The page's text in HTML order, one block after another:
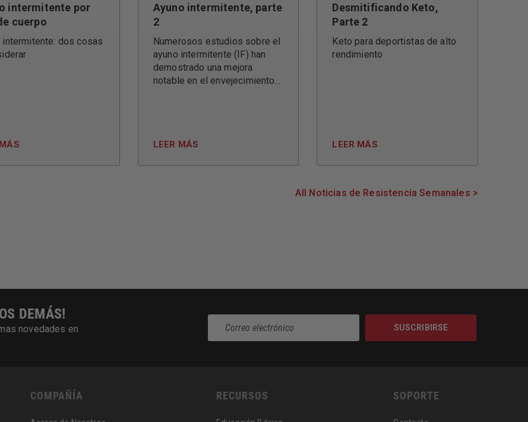
intermitente por
cuerpo
intermitente: dos cosas
Ayuno intermitente, parte
2
Numerosos estudios sobre el
ayuno intermitente (IF) han
demostrado una mejora
notable en el envejecimiento...
LEER MÁS
Desmitificando Keto,
Parte 2
Keto para deportistas de alto
rendimiento
LEER MÁS
All Noticias de Resistencia Semanales >
DEMÁS!
novedades en
SUSCRIBIRSE
COMPAÑÍA RECURSOS SOPORTE